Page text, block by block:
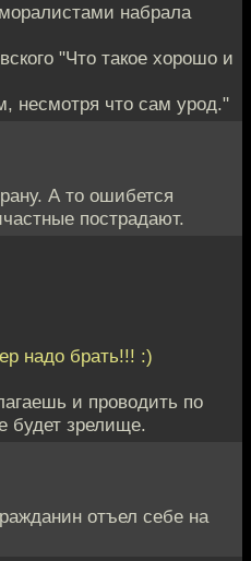
набрала
"Что такое хорошо и
несмотря что сам урод."
А то ошибется
пострадают.
надо брать!!! :)
и проводить по
будет зрелище.
отъел себе на